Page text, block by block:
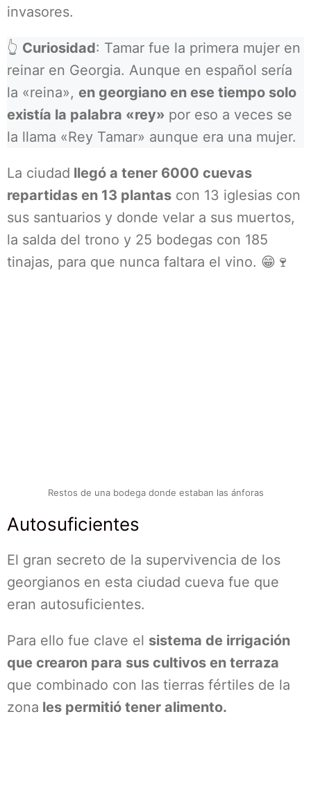
invasores.
👆 Curiosidad: Tamar fue la primera mujer en
reinar en Georgia. Aunque en español sería
la «reina», en georgiano en ese tiempo solo
existía la palabra «rey» por eso a veces se
la llama «Rey Tamar» aunque era una mujer.
La ciudad llegó a tener 6000 cuevas
repartidas en 13 plantas con 13 iglesias con
sus santuarios y donde velar a sus muertos,
la salda del trono y 25 bodegas con 185
tinajas, para que nunca faltara el vino. 😁🍷
Restos de una bodega donde estaban las ánforas
Autosuficientes
El gran secreto de la supervivencia de los
georgianos en esta ciudad cueva fue que
eran autosuficientes.
Para ello fue clave el sistema de irrigación
que crearon para sus cultivos en terraza
que combinado con las tierras fértiles de la
zona les permitió tener alimento.